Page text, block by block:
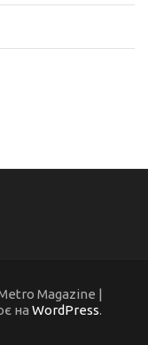
Magazine |
на WordPress.